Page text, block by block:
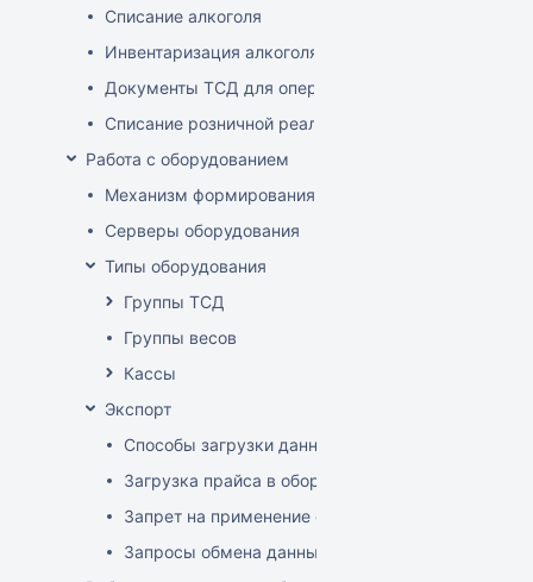
Списание алкоголя
Инвентаризация алкоголя
Документы ТСД для операций с алкоголем
Списание розничной реализации алкоголя
Работа с оборудованием
Механизм формирования стоп-листа
Серверы оборудования
Типы оборудования
Группы ТСД
Группы весов
Кассы
Экспорт
Способы загрузки данных в оборудование
Загрузка прайса в оборудование
Запрет на применение скидок
Запросы обмена данными